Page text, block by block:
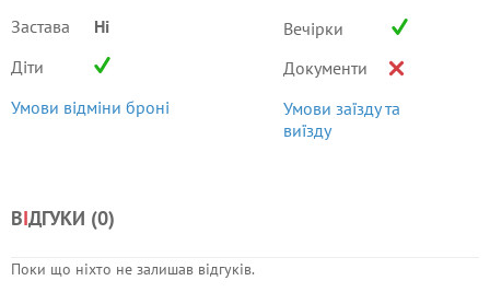
Застава
Ні
Діти
Умови відміни броні
Вечірки
Документи
Умови заїзду та
виїзду
ВІДГУКИ (0)
Поки що ніхто не залишав відгуків.